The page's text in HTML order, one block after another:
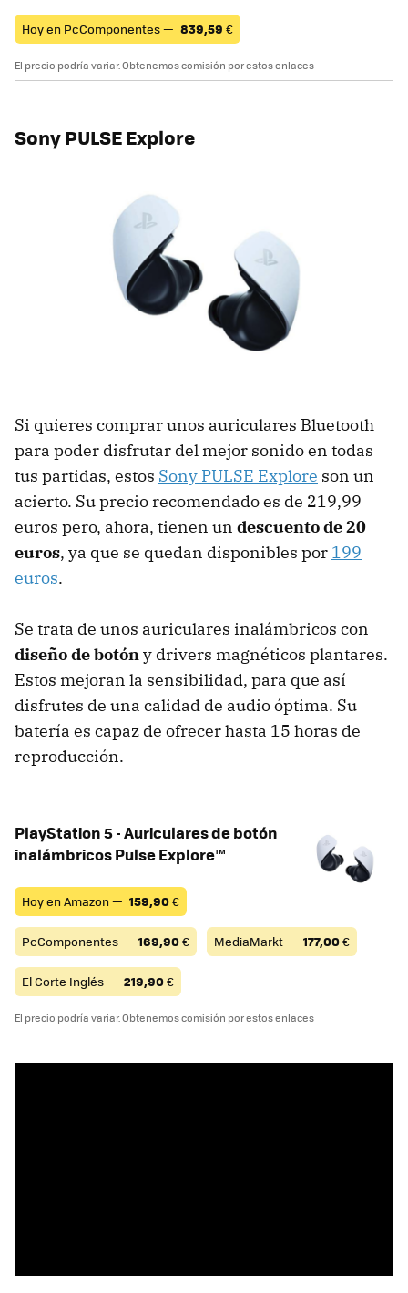
Hoy en PcComponentes — 839,59 €
El precio podría variar. Obtenemos comisión por estos enlaces
Sony PULSE Explore
Si quieres comprar unos auriculares Bluetooth
para poder disfrutar del mejor sonido en todas
tus partidas, estos Sony PULSE Explore son un
acierto. Su precio recomendado es de 219,99
euros pero, ahora, tienen un descuento de 20
euros, ya que se quedan disponibles por 199
euros.
Se trata de unos auriculares inalámbricos con
diseño de botóny drivers magnéticos plantares.
Estos mejoran la sensibilidad, para que así
disfrutes de una calidad de audio óptima. Su
batería es capaz de ofrecer hasta 15 horas de
reproducción.
PlayStation 5 - Auriculares de botón
inalámbricos Pulse Explore™
Hoy en Amazon — 159,90€
PcComponentes — 169,90€ MediaMarkt — 177,00€
El Corte Inglés — 219,90€
El precio podría variar. Obtenemos comisión por estos enlaces